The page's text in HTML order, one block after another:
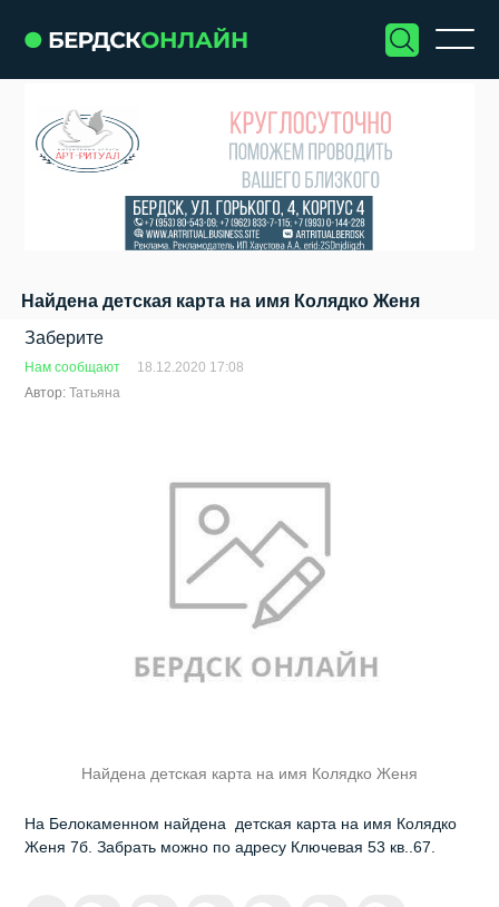
Найдена детская карта на имя Колядко Женя
Заберите
Нам сообщают
18.12.2020 17:08
Автор:Татьяна
Найдена детская карта на имя Колядко Женя
На Белокаменном найдена детская карта на имя Колядко
Женя 7б. Забрать можно по адресу Ключевая 53 кв..67.